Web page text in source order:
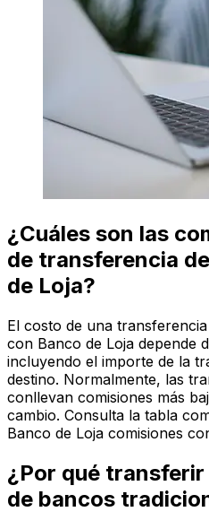
¿Cuáles son las
de transferencia
de Loja?
El costo de una
con Banco de Loja depende
incluyendo el importe de la
destino. Normalmente, las
conllevan comisiones más
cambio. Consulta la tabla
Banco de Loja comisiones
¿Por qué
de bancos